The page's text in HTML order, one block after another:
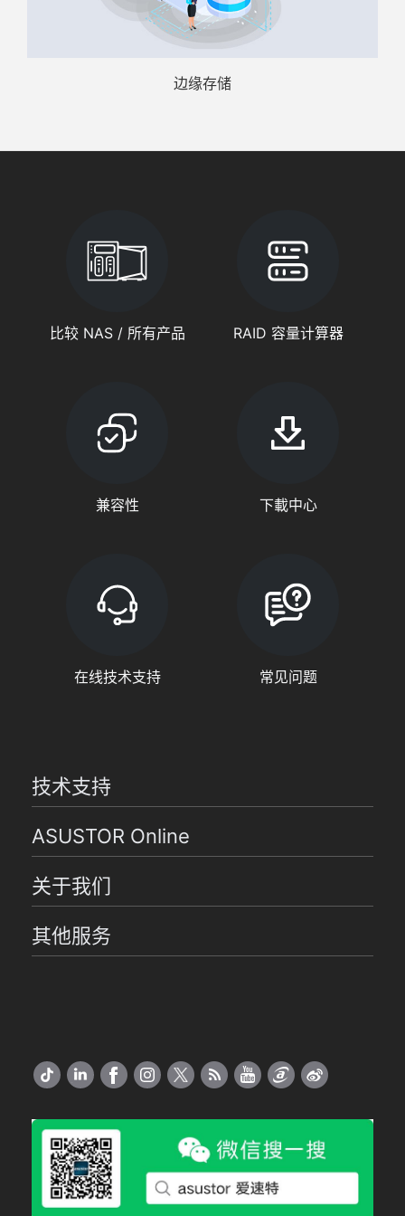
边缘存储
比较 NAS / 所有产品 RAID 容量计算器
兼容性 下載中心
在线技术支持 常见问题
技术支持
ASUSTOR Online
关于我们
其他服务